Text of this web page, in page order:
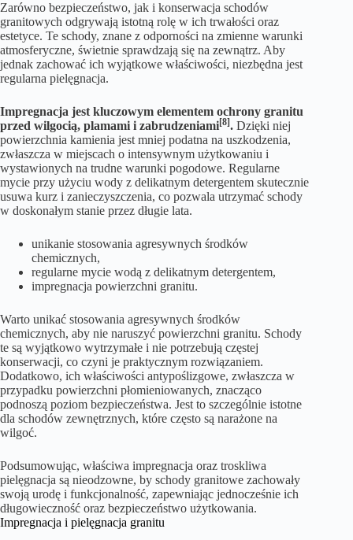
Zarówno bezpieczeństwo, jak i konserwacja schodów
granitowych odgrywają istotną rolę w ich trwałości oraz
estetyce. Te schody, znane z odporności na zmienne warunki
atmosferyczne, świetnie sprawdzają się na zewnątrz. Aby
jednak zachować ich wyjątkowe właściwości, niezbędna jest
regularna pielęgnacja.
Impregnacja jest kluczowym elementem ochrony granitu
przed wilgocią, plamami i zabrudzeniami[8]. Dzięki niej
powierzchnia kamienia jest mniej podatna na uszkodzenia,
zwłaszcza w miejscach o intensywnym użytkowaniu i
wystawionych na trudne warunki pogodowe. Regularne
mycie przy użyciu wody z delikatnym detergentem skutecznie
usuwa kurz i zanieczyszczenia, co pozwala utrzymać schody
w doskonałym stanie przez długie lata.
unikanie stosowania agresywnych środków
chemicznych,
regularne mycie wodą z delikatnym detergentem,
impregnacja powierzchni granitu.
Warto unikać stosowania agresywnych środków
chemicznych, aby nie naruszyć powierzchni granitu. Schody
te są wyjątkowo wytrzymałe i nie potrzebują częstej
konserwacji, co czyni je praktycznym rozwiązaniem.
Dodatkowo, ich właściwości antypoślizgowe, zwłaszcza w
przypadku powierzchni płomieniowanych, znacząco
podnoszą poziom bezpieczeństwa. Jest to szczególnie istotne
dla schodów zewnętrznych, które często są narażone na
wilgoć.
Podsumowując, właściwa impregnacja oraz troskliwa
pielęgnacja są nieodzowne, by schody granitowe zachowały
swoją urodę i funkcjonalność, zapewniając jednocześnie ich
długowieczność oraz bezpieczeństwo użytkowania.
Impregnacja i pielęgnacja granitu